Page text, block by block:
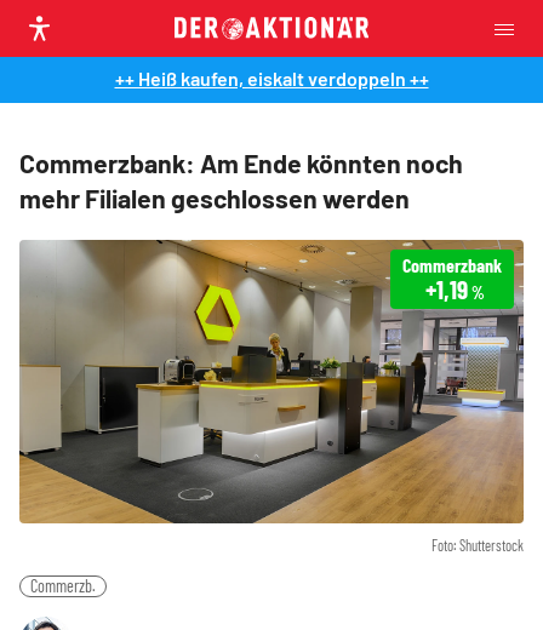
++ Heiß kaufen, eiskalt verdoppeln ++
Commerzbank: Am Ende könnten noch
mehr Filialen geschlossen werden
Foto: Shutterstock
Commerzbank
+1,19 %
Commerzb.